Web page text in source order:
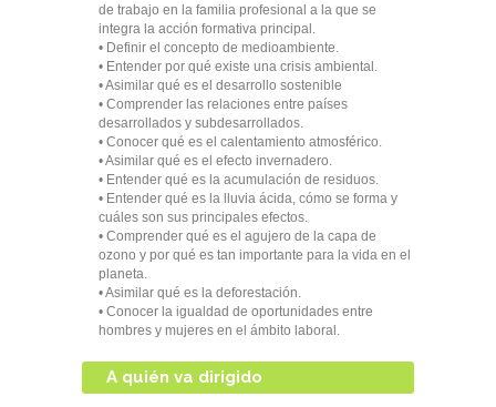
de trabajo en la familia profesional a la que se
integra la acción formativa principal.
• Definir el concepto de medioambiente.
• Entender por qué existe una crisis ambiental.
• Asimilar qué es el desarrollo sostenible
• Comprender las relaciones entre países
desarrollados y subdesarrollados.
• Conocer qué es el calentamiento atmosférico.
• Asimilar qué es el efecto invernadero.
• Entender qué es la acumulación de residuos.
• Entender qué es la lluvia ácida, cómo se forma y
cuáles son sus principales efectos.
• Comprender qué es el agujero de la capa de
ozono y por qué es tan importante para la vida en el
planeta.
• Asimilar qué es la deforestación.
• Conocer la igualdad de oportunidades entre
hombres y mujeres en el ámbito laboral.
A quién va dirigido